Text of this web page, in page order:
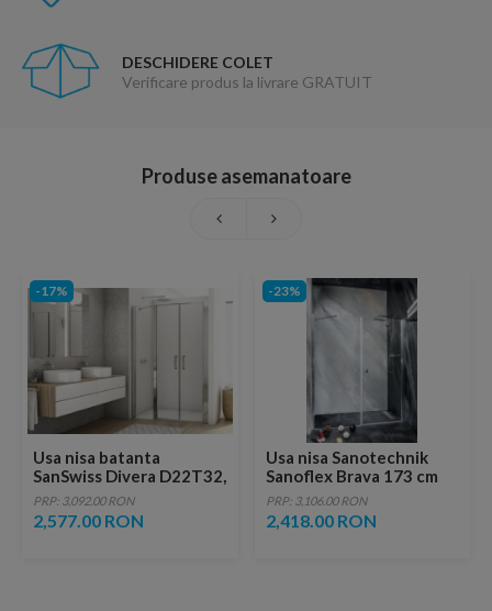
DESCHIDERE COLET
Verificare produs la livrare GRATUIT
Produse asemanatoare
-17%
Usa nisa batanta
SanSwiss Divera D22T32,
130xH200 cm, acces 704
mm
PRP: 3,092.00 RON
2,577.00 RON
-23%
Usa nisa Sanotechnik
Sanoflex Brava 173 cm
(MD70+MF110)
PRP: 3,106.00 RON
2,418.00 RON